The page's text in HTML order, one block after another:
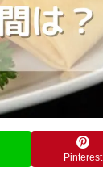
Pinterest